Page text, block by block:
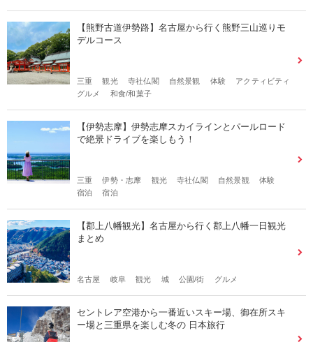
【熊野古道伊勢路】名古屋から行く熊野三山巡りモ
デルコース
三重 観光 寺社仏閣 自然景観 体験
アクティビティ
グルメ
和食/和菓子
【伊勢志摩】伊勢志摩スカイラインとパールロード
で絶景ドライブを楽しもう！
三重 伊勢・志摩 観光 寺社仏閣 自然景観
体験
宿泊
宿泊
【郡上八幡観光】名古屋から行く郡上八幡一日観光
まとめ
名古屋 岐阜 観光 城 公園/街 グルメ
セントレア空港から⼀番近いスキー場、御在所スキ
ー場と三重県を楽しむ冬の ⽇本旅⾏